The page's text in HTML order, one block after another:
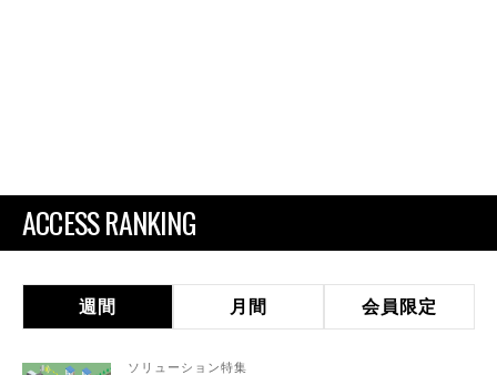
ACCESS RANKING
週間 月間 会員限定
ソリューション特集